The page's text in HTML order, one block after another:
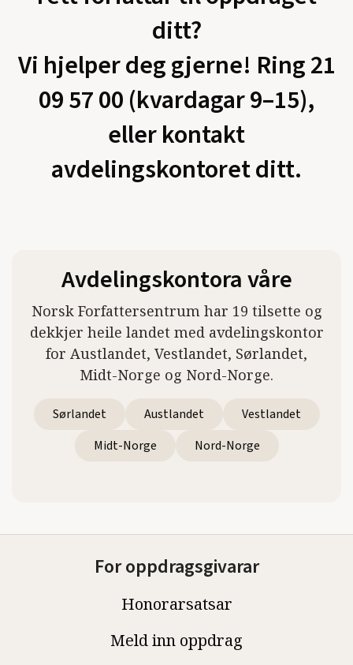
ditt?
Vi hjelper deg gjerne! Ring 21
09 57 00 (kvardagar 9–15),
eller kontakt
avdelingskontoret ditt.
Avdelingskontora våre
Norsk Forfattersentrum har 19 tilsette og
dekkjer heile landet med avdelingskontor
for Austlandet, Vestlandet, Sørlandet,
Midt-Norge og Nord-Norge.
Sørlandet Austlandet
Vestlandet
Midt-Norge
Nord-Norge
For oppdragsgivarar
Honorarsatsar
Meld inn oppdrag